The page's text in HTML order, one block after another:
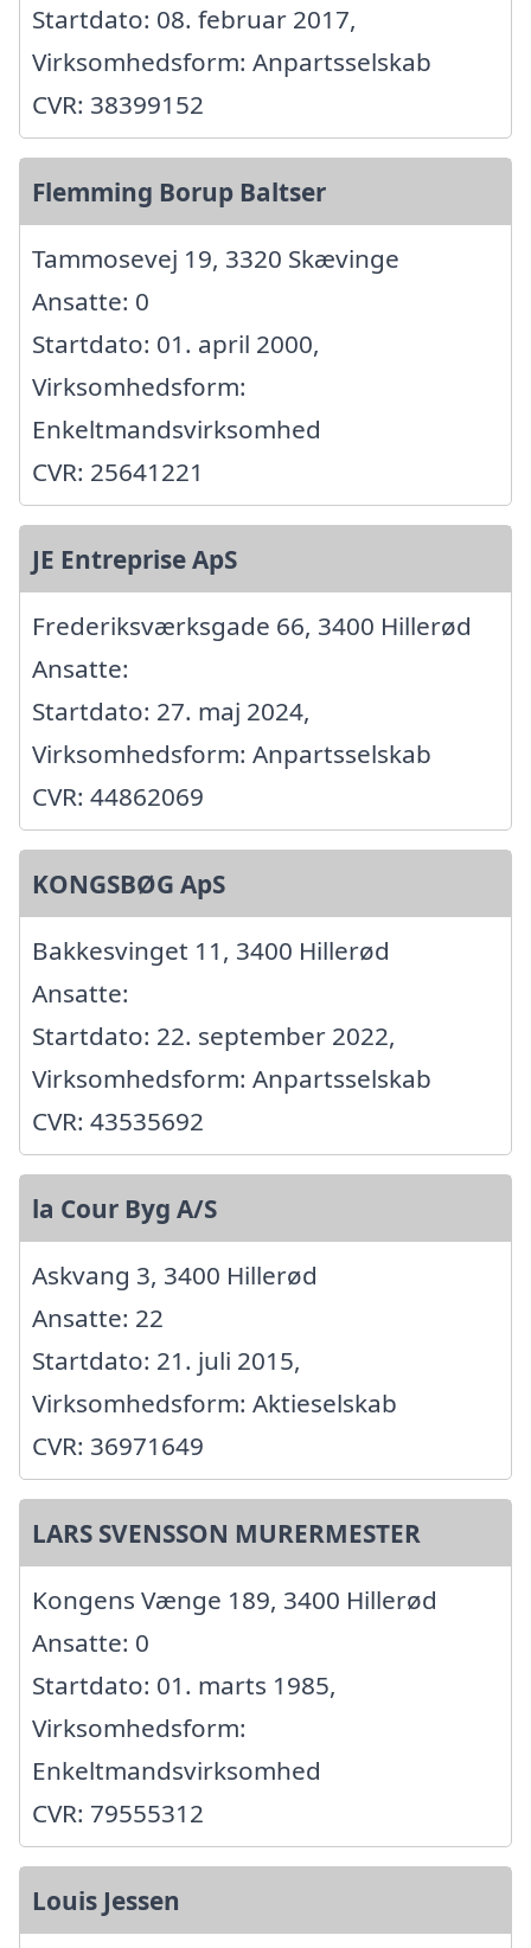
Startdato: 08. februar 2017,
Virksomhedsform: Anpartsselskab
CVR: 38399152
Flemming Borup Baltser
Tammosevej 19, 3320 Skævinge
Ansatte: 0
Startdato: 01. april 2000,
Virksomhedsform:
Enkeltmandsvirksomhed
CVR: 25641221
JE Entreprise ApS
Frederiksværksgade 66, 3400 Hillerød
Ansatte:
Startdato: 27. maj 2024,
Virksomhedsform: Anpartsselskab
CVR: 44862069
KONGSBØG ApS
Bakkesvinget 11, 3400 Hillerød
Ansatte:
Startdato: 22. september 2022,
Virksomhedsform: Anpartsselskab
CVR: 43535692
la Cour Byg A/S
Askvang 3, 3400 Hillerød
Ansatte: 22
Startdato: 21. juli 2015,
Virksomhedsform: Aktieselskab
CVR: 36971649
LARS SVENSSON MURERMESTER
Kongens Vænge 189, 3400 Hillerød
Ansatte: 0
Startdato: 01. marts 1985,
Virksomhedsform:
Enkeltmandsvirksomhed
CVR: 79555312
Louis Jessen